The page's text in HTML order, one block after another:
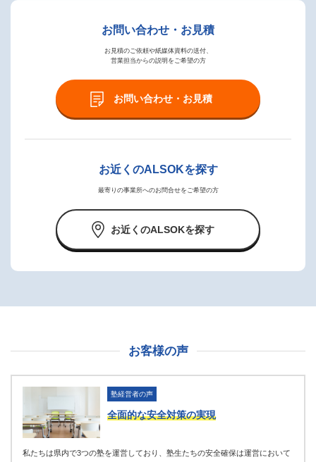
お問い合わせ・お見積
お見積のご依頼や紙媒体資料の送付、
営業担当からの説明をご希望の方
お問い合わせ・お見積
お近くのALSOKを探す
最寄りの事業所へのお問合せをご希望の方
お近くのALSOKを探す
お客様の声
塾経営者の声
全面的な安全対策の実現
私たちは県内で3つの塾を運営しており、塾生たちの安全確保は運営において